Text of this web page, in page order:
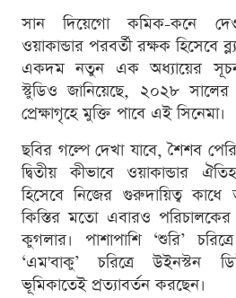
সান দিয়েগো কমিক-কনে
ওয়াকান্ডার পরবর্তী রক্ষক হিসেবে
একদম নতুন এক অধ্যায়ের সূচনা
স্টুডিও জানিয়েছে, ২০২৮ সালের
প্রেক্ষাগৃহে মুক্তি পাবে এই সিনেমা।
ছবির গল্পে দেখা যাবে, শৈশব
দ্বিতীয় কীভাবে ওয়াকান্ডার
হিসেবে নিজের গুরুদায়িত্ব
কিস্তির মতো এবারও পরিচালকের
কুগলার। পাশাপাশি ‘শুরি’
‘এম'বাকু’ চরিত্রে উইনস্টন
ভূমিকাতেই প্রত্যাবর্তন করছেন।